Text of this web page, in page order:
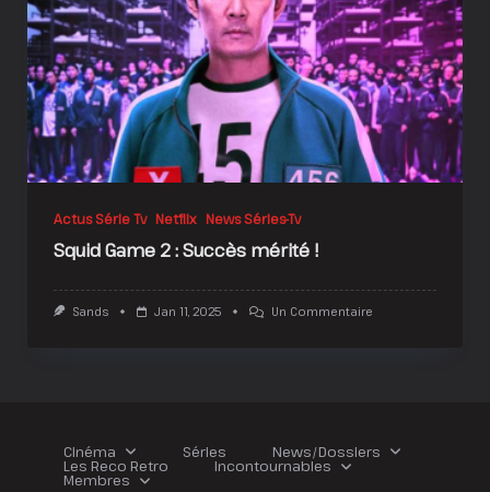
Actus Série Tv Netflix News Séries-Tv
Squid Game 2 : Succès mérité !
Sands Jan 11, 2025 Un Commentaire
Cinéma Séries News/Dossiers
Les Reco Retro Incontournables
Membres